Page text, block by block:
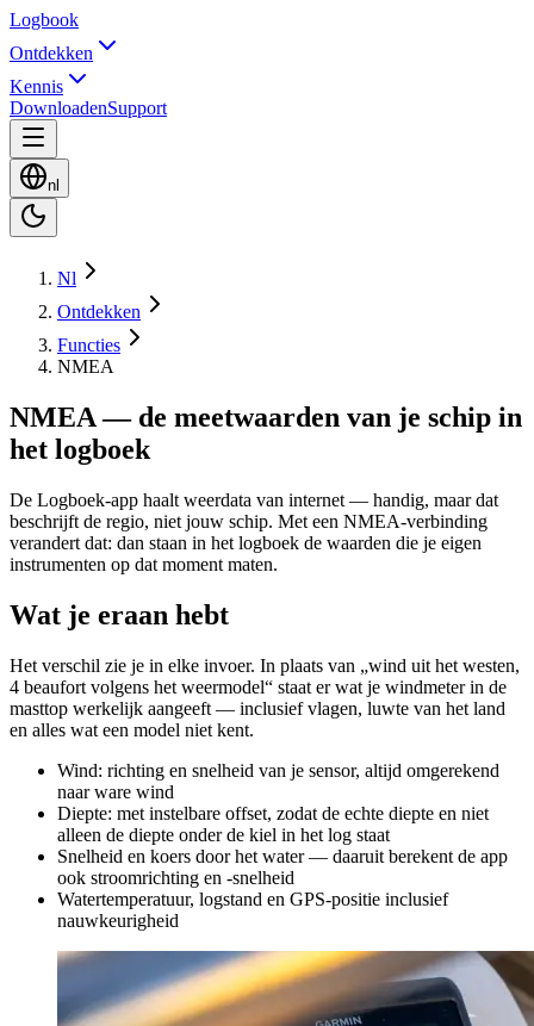
Logbook
Ontdekken
Kennis
DownloadenSupport
nl
Nl
Ontdekken
Functies
NMEA
NMEA — de meetwaarden van je schip in
het logboek
De Logboek-app haalt weerdata van internet — handig, maar dat
beschrijft de regio, niet jouw schip. Met een NMEA-verbinding
verandert dat: dan staan in het logboek de waarden die je eigen
instrumenten op dat moment maten.
Wat je eraan hebt
Het verschil zie je in elke invoer. In plaats van „wind uit het westen,
4 beaufort volgens het weermodel“ staat er wat je windmeter in de
masttop werkelijk aangeeft — inclusief vlagen, luwte van het land
en alles wat een model niet kent.
Wind: richting en snelheid van je sensor, altijd omgerekend
naar ware wind
Diepte: met instelbare offset, zodat de echte diepte en niet
alleen de diepte onder de kiel in het log staat
Snelheid en koers door het water — daaruit berekent de app
ook stroomrichting en -snelheid
Watertemperatuur, logstand en GPS-positie inclusief
nauwkeurigheid